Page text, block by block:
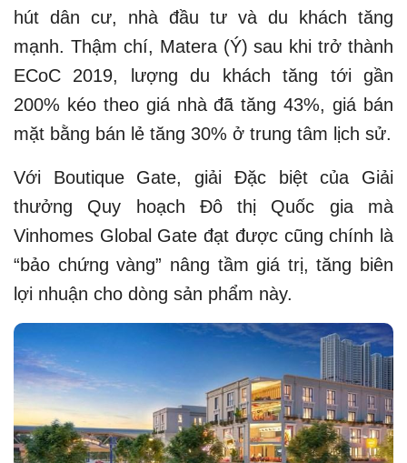
hút dân cư, nhà đầu tư và du khách tăng
mạnh. Thậm chí, Matera (Ý) sau khi trở thành
ECoC 2019, lượng du khách tăng tới gần
200% kéo theo giá nhà đã tăng 43%, giá bán
mặt bằng bán lẻ tăng 30% ở trung tâm lịch sử.
Với Boutique Gate, giải Đặc biệt của Giải
thưởng Quy hoạch Đô thị Quốc gia mà
Vinhomes Global Gate đạt được cũng chính là
“bảo chứng vàng” nâng tầm giá trị, tăng biên
lợi nhuận cho dòng sản phẩm này.